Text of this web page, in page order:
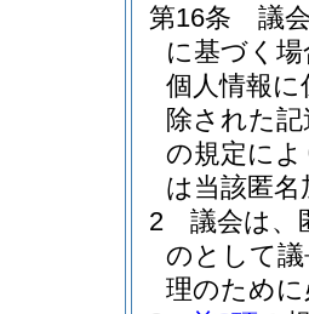
第16条
議
に基づく
個人情報
除された
の規定に
は当該匿
2
議会は、
のとして
理のため